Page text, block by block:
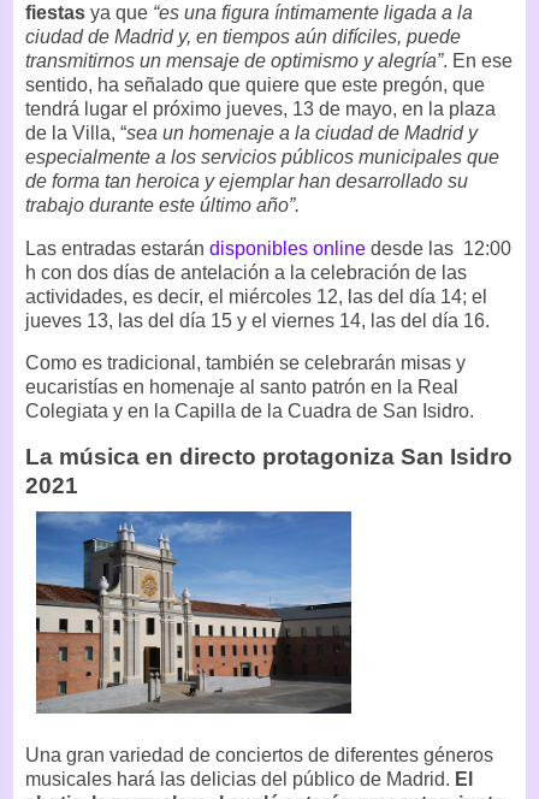
fiestas ya que “es una figura íntimamente ligada a la
ciudad de Madrid y, en tiempos aún difíciles, puede
transmitirnos un mensaje de optimismo y alegría”. En ese
sentido, ha señalado que quiere que este pregón, que
tendrá lugar el próximo jueves, 13 de mayo, en la plaza
de la Villa, “sea un homenaje a la ciudad de Madrid y
especialmente a los servicios públicos municipales que
de forma tan heroica y ejemplar han desarrollado su
trabajo durante este último año”.
Las entradas estarán disponibles online desde las 12:00
h con dos días de antelación a la celebración de las
actividades, es decir, el miércoles 12, las del día 14; el
jueves 13, las del día 15 y el viernes 14, las del día 16.
Como es tradicional, también se celebrarán misas y
eucaristías en homenaje al santo patrón en la Real
Colegiata y en la Capilla de la Cuadra de San Isidro.
La música en directo protagoniza San Isidro
2021
Una gran variedad de conciertos de diferentes géneros
musicales hará las delicias del público de Madrid. El